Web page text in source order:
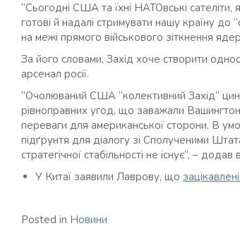
“Сьогодні США та їхні НАТОвські сателіти,
готові й надалі стримувати нашу країну
на межі прямого військового зіткнення
За його словами, Захід хоче створити
арсенал росії.
“Очолюваний США “колективний Захід”
рівноправних угод, що заважали
переваги для американської сторони. В
підґрунтя для діалогу зі Сполученими
стратегічної стабільності не існує”, – додав
У Китаї заявили Лаврову, що
Posted in Новини